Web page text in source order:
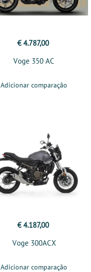
€ 4.787,00
Voge 350 AC
Adicionar comparação
€ 4.187,00
Voge 300ACX
Adicionar comparação